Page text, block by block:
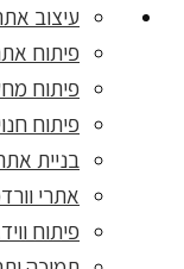
עיצוב
פיתוח
פיתוח
פיתוח
בניית
אתרי
פיתוח